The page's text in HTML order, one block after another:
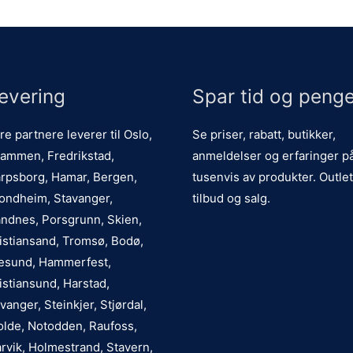
partnere leverer til Oslo,
Fredrikstad,
Hamar, Bergen,
Stavanger,
Porsgrunn, Skien,
Tromsø, Bodø,
Hammerfest,
Harstad,
Steinkjer, Stjørdal,
Notodden, Raufoss,
Holmestrand, Stavern,
Spar tid og
Se priser, rabatt, butikker,
anmeldelser og erfaringer
tusenvis av produkter.
tilbud og salg.